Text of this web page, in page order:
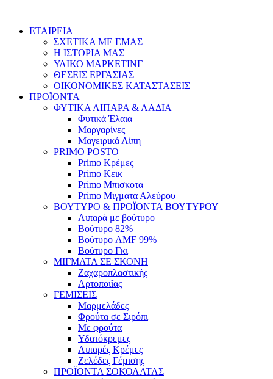
contentΕΤΑΙΡΕΙΑ
ΣΧΕΤΙΚΑ ΜΕ ΕΜΑΣ
Η ΙΣΤΟΡΙΑ ΜΑΣ
ΥΛΙΚΟ ΜΑΡΚΕΤΙΝΓ
ΘΕΣΕΙΣ ΕΡΓΑΣΙΑΣ
ΟΙΚΟΝΟΜΙΚΕΣ ΚΑΤΑΣΤΑΣΕΙΣ
ΠΡΟΪΟΝΤΑ
ΦΥΤΙΚΑ ΛΙΠΑΡΑ & ΛΑΔΙΑ
Φυτικά Έλαια
Μαργαρίνες
Μαγειρικά Λίπη
PRIMO POSTO
Primo Κρέμες
Primo Κεικ
Primo Μπισκοτα
Primo Μιγματα Αλεύρου
ΒΟΥΤΥΡΟ & ΠΡΟΪΟΝΤΑ ΒΟΥΤΥΡΟΥ
Λιπαρά με βούτυρο
Βούτυρο 82%
Βούτυρο AMF 99%
Βούτυρο Γκι
ΜΙΓΜΑΤΑ ΣΕ ΣΚΟΝΗ
Ζαχαροπλαστικής
Αρτοποιΐας
ΓΕΜΙΣΕΙΣ
Μαρμελάδες
Φρούτα σε Σιρόπι
Με φρούτα
Υδατόκρεμες
Λιπαρές Κρέμες
Ζελέδες Γέμισης
ΠΡΟΪΟΝΤΑ ΣΟΚΟΛΑΤΑΣ